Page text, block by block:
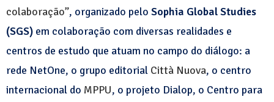
colaboração”, organizado pelo Sophia Global Studies
(SGS) em colaboração com diversas realidades e
centros de estudo que atuam no campo do diálogo: a
rede NetOne, o grupo editorial Città Nuova, o centro
internacional do MPPU, o projeto Dialop, o Centro para